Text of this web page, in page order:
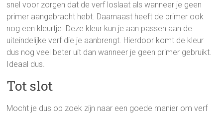
snel voor zorgen dat de verf loslaat als wanneer je geen
primer aangebracht hebt. Daarnaast heeft de primer ook
nog een kleurtje. Deze kleur kun je aan passen aan de
uiteindelijke verf die je aanbrengt. Hierdoor komt de kleur
dus nog veel beter uit dan wanneer je geen primer gebruikt.
Ideaal dus.
Tot slot
Mocht je dus op zoek zijn naar een goede manier om verf